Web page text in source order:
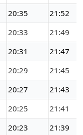
20:35
21:52
20:33
21:49
20:31
21:47
20:29
21:45
20:27
21:43
20:25
21:41
20:23
21:39